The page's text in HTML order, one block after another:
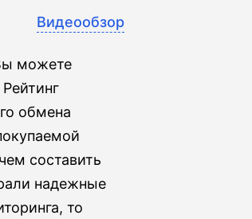
Видеообзор
можете
обмена
составить
надежные
то